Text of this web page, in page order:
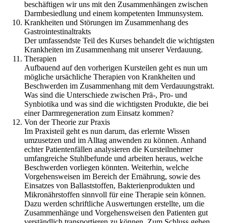
beschäftigen wir uns mit den Zusammenhängen zwischen
Darmbesiedlung und einem kompetenten Immunsystem.
Krankheiten und Störungen im Zusammenhang des
Gastrointestinaltrakts
Der umfassendste Teil des Kurses behandelt die wichtigsten
Krankheiten im Zusammenhang mit unserer Verdauung.
Therapien
Aufbauend auf den vorherigen Kursteilen geht es nun um
mögliche ursächliche Therapien von Krankheiten und
Beschwerden im Zusammenhang mit dem Verdauungstrakt.
Was sind die Unterschiede zwischen Prä-, Pro- und
Synbiotika und was sind die wichtigsten Produkte, die bei
einer Darmregeneration zum Einsatz kommen?
Von der Theorie zur Praxis
Im Praxisteil geht es nun darum, das erlernte Wissen
umzusetzen und im Alltag anwenden zu können. Anhand
echter Patientenfällen analysieren die Kursteilnehmer
umfangreiche Stuhlbefunde und arbeiten heraus, welche
Beschwerden vorliegen könnten. Weiterhin, welche
Vorgehensweisen im Bereich der Ernährung, sowie des
Einsatzes von Ballaststoffen, Bakterienprodukten und
Mikronährstoffen sinnvoll für eine Therapie sein können.
Dazu werden schriftliche Auswertungen erstellte, um die
Zusammenhänge und Vorgehensweisen den Patienten gut